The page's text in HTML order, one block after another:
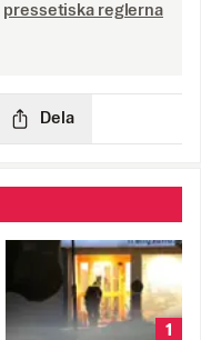
pressetiska reglerna
Dela
1